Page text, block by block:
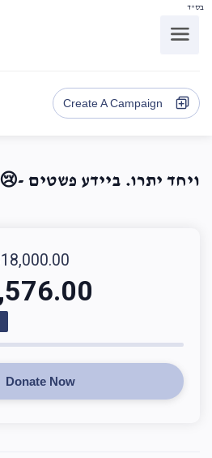
בס"ד
Create A Campaign
ויחד יתרו. ביידע פשטים -
Donate Now